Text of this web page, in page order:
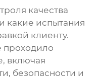
качества
какие испытания
клиенту.
проходило
включая
безопасности и